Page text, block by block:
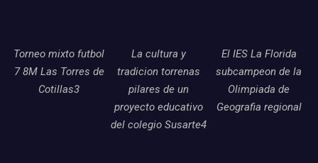
Torneo mixto futbol
7 8M Las Torres de
Cotillas3
La cultura y
tradicion torrenas
pilares de un
proyecto educativo
del colegio Susarte4
El IES La Florida
subcampeon de la
Olimpiada de
Geografia regional